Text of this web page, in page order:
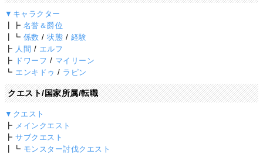
▼キャラクター
┃┣ 名誉＆爵位
┃┗ 係数 /状態 / 経験
┣ 人間 / エルフ
┣ ドワーフ / マイリーン
┗ エンキドゥ / ラピン
クエスト/国家所属/転職
▼クエスト
┣ メインクエスト
┣サブクエスト
┃┗ モンスター討伐クエスト